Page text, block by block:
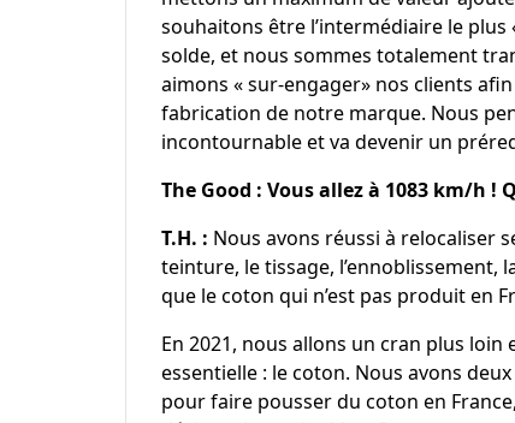
souhaitons être l’intermédiaire le
solde, et nous sommes totalement
aimons « sur-engager» nos clients
fabrication de notre marque. Nous
incontournable et va devenir un
The Good : Vous allez à 1083 km/h
T.H. : Nous avons réussi à relocaliser
teinture, le tissage, l’ennoblissement,
que le coton qui n’est pas produit en
En 2021, nous allons un cran plus
essentielle : le coton. Nous avons
pour faire pousser du coton en